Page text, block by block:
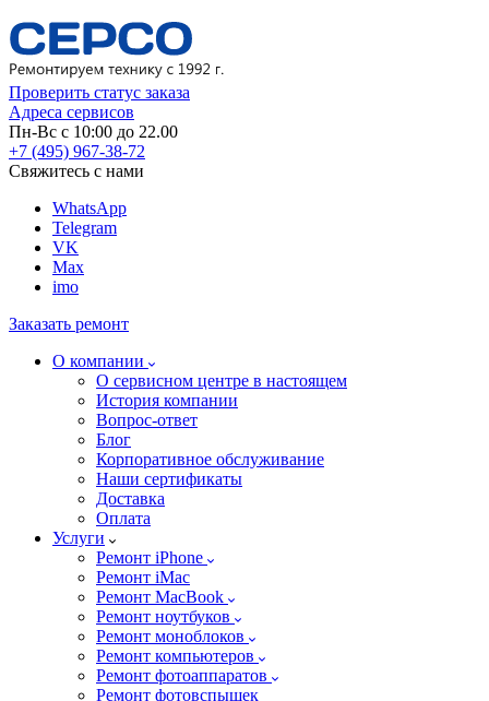
Проверить статус заказа
Адреса сервисов
Пн-Вс с 10:00 до 22.00
+7 (495) 967-38-72
Свяжитесь с нами
WhatsApp
Telegram
VK
Max
imo
Заказать ремонт
О компании
О сервисном центре в настоящем
История компании
Вопрос-ответ
Блог
Корпоративное обслуживание
Наши сертификаты
Доставка
Оплата
Услуги
Ремонт iPhone
Ремонт iMac
Ремонт MacBook
Ремонт ноутбуков
Ремонт моноблоков
Ремонт компьютеров
Ремонт фотоаппаратов
Ремонт фотовспышек